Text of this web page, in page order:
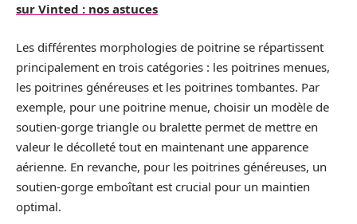
sur Vinted : nos astuces
Les différentes morphologies de poitrine se répartissent
principalement en trois catégories : les poitrines menues,
les poitrines généreuses et les poitrines tombantes. Par
exemple, pour une poitrine menue, choisir un modèle de
soutien-gorge triangle ou bralette permet de mettre en
valeur le décolleté tout en maintenant une apparence
aérienne. En revanche, pour les poitrines généreuses, un
soutien-gorge emboîtant est crucial pour un maintien
optimal.